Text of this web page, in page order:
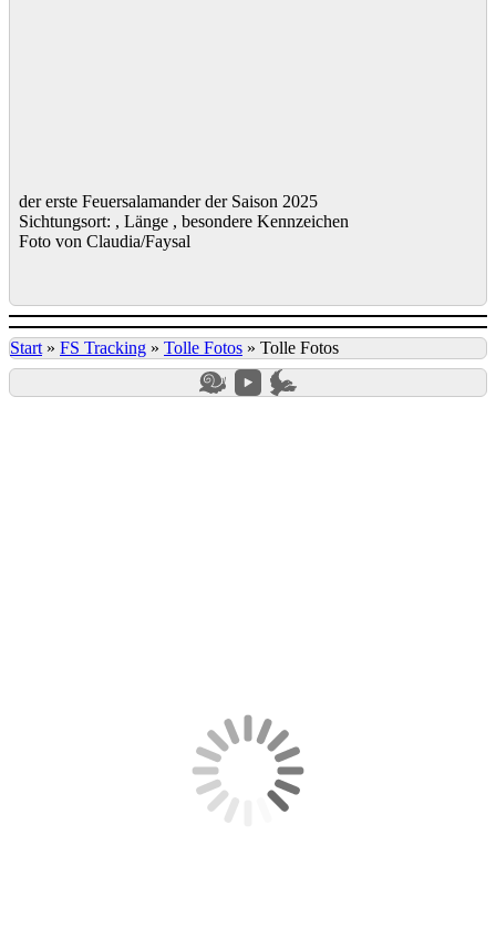
der erste Feuersalamander der Saison 2025
Sichtungsort: , Länge , besondere Kennzeichen
Foto von Claudia/Faysal
Start » FS Tracking » Tolle Fotos » Tolle Fotos